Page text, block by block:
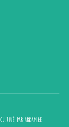
par arkam.be